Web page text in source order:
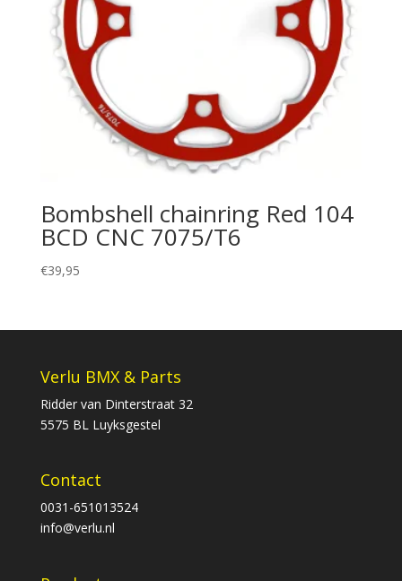
Bombshell chainring Red 104
BCD CNC 7075/T6
€39,95
Verlu BMX & Parts
Ridder van Dinterstraat 32
5575 BL Luyksgestel
Contact
0031-651013524
info@verlu.nl